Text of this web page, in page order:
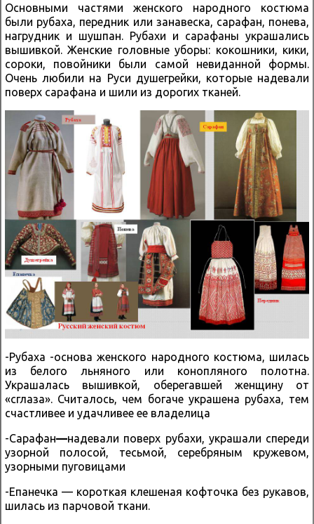
Основными частями женского народного костюма
были рубаха, передник или занавеска, сарафан, понева,
нагрудник и шушпан. Рубахи и сарафаны украшались
вышивкой. Женские головные уборы: кокошники, кики,
сороки, повойники были самой невиданной формы.
Очень любили на Руси душегрейки, которые надевали
поверх сарафана и шили из дорогих тканей.
-Рубаха -основа женского народного костюма, шилась
из белого льняного или конопляного полотна.
Украшалась вышивкой, оберегавшей женщину от
«сглаза». Считалось, чем богаче украшена рубаха, тем
счастливее и удачливее ее владелица
-Сарафан—надевали поверх рубахи, украшали спереди
узорной полосой, тесьмой, серебряным кружевом,
узорными пуговицами
-Епанечка — короткая клешеная кофточка без рукавов,
шилась из парчовой ткани.